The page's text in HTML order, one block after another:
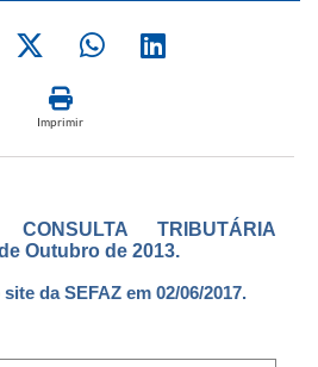
Imprimir
TRIBUTÁRIA
Outubro de 2013.
da SEFAZ em 02/06/2017.